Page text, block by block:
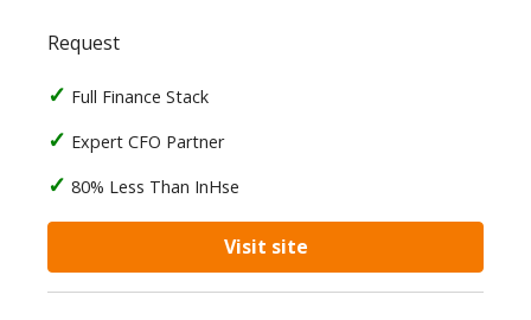
Request
Full Finance Stack
Expert CFO Partner
80% Less Than InHse
Visit site